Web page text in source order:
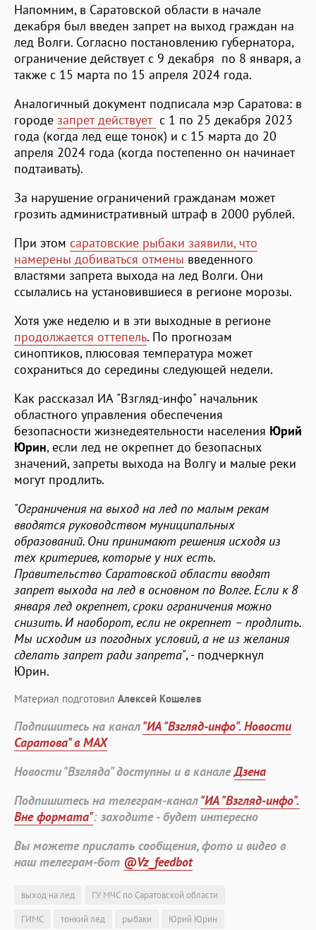
Напомним, в Саратовской области в начале
декабря был введен запрет на выход граждан на
лед Волги. Согласно постановлению губернатора,
ограничение действует с 9 декабря по 8 января, а
также с 15 марта по 15 апреля 2024 года.
Аналогичный документ подписала мэр Саратова: в
городе запрет действует с 1 по 25 декабря 2023
года (когда лед еще тонок) и с 15 марта до 20
апреля 2024 года (когда постепенно он начинает
подтаивать).
За нарушение ограничений гражданам может
грозить административный штраф в 2000 рублей.
При этом саратовские рыбаки заявили, что
намерены добиваться отмены введенного
властями запрета выхода на лед Волги. Они
ссылались на установившиеся в регионе морозы.
Хотя уже неделю и в эти выходные в регионе
продолжается оттепель. По прогнозам
синоптиков, плюсовая температура может
сохраниться до середины следующей недели.
Как рассказал ИА "Взгляд-инфо" начальник
областного управления обеспечения
безопасности жизнедеятельности населения Юрий
Юрин, если лед не окрепнет до безопасных
значений, запреты выхода на Волгу и малые реки
могут продлить.
"Ограничения на выход на лед по малым рекам
вводятся руководством муниципальных
образований. Они принимают решения исходя из
тех критериев, которые у них есть.
Правительство Саратовской области вводят
запрет выхода на лед в основном по Волге. Если к 8
января лед окрепнет, сроки ограничения можно
снизить. И наоборот, если не окрепнет – продлить.
Мы исходим из погодных условий, а не из желания
сделать запрет ради запрета", - подчеркнул
Юрин.
Материал подготовил Алексей Кошелев
Подпишитесь на канал"ИА "Взгляд-инфо". Новости
Саратова" в MAX
Новости "Взгляда" доступны и в каналеДзена
Подпишитесь на телеграм-канал"ИА "Взгляд-инфо".
Вне формата": заходите - будет интересно
Вы можете прислать сообщения, фото и видео в
наш телеграм-бот @Vz_feedbot
выход на лед
ГУ МЧС по Саратовской области
ГИМС
тонкий лед рыбаки Юрий Юрин